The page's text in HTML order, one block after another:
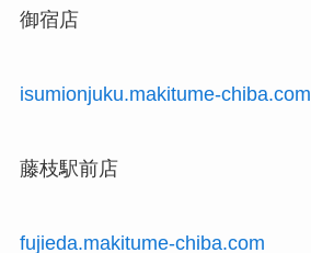
御宿店
isumionjuku.makitume-chiba.com
藤枝駅前店
fujieda.makitume-chiba.com